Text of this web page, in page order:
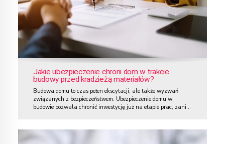
Jakie ubezpieczenie chroni dom w trakcie
budowy przed kradzieżą materiałów?
Budowa domu to czas pełen ekscytacji, ale także wyzwań
związanych z bezpieczeństwem. Ubezpieczenie domu w
budowie pozwala chronić inwestycję już na etapie prac, zanim
nie omija placów budowy. Często zdarza się, że po godzinach
pracy teren budowy pozostaje...